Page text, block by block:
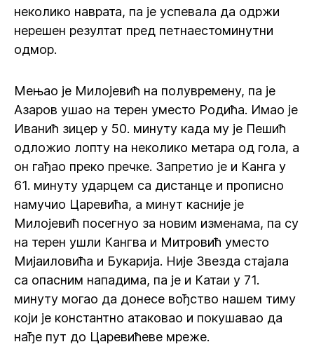
неколико наврата, па је успевала да одржи
нерешен резултат пред петнаестоминутни
одмор.
Мењао је Милојевић на полувремену, па је
Азаров ушао на терен уместо Родића. Имао је
Иванић зицер у 50. минуту када му је Пешић
одложио лопту на неколико метара од гола, а
он гађао преко пречке. Запретио је и Канга у
61. минуту ударцем са дистанце и прописно
намучио Царевића, а минут касније је
Милојевић посегнуо за новим изменама, па су
на терен ушли Кангва и Митровић уместо
Мијаиловића и Букарија. Није Звезда стајала
са опасним нападима, па је и Катаи у 71.
минуту могао да донесе вођство нашем тиму
који је константно атаковао и покушавао да
нађе пут до Царевићеве мреже.